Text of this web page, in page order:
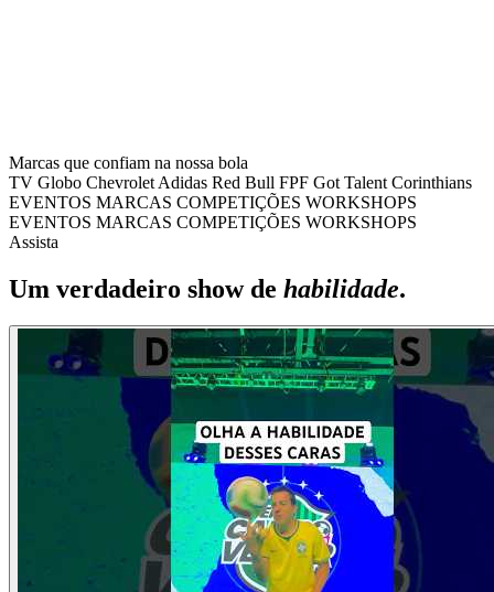
Marcas que confiam na nossa bola
TV Globo Chevrolet Adidas Red Bull FPF Got Talent Corinthians
EVENTOS MARCAS COMPETIÇÕES WORKSHOPS
EVENTOS MARCAS COMPETIÇÕES WORKSHOPS
Assista
Um verdadeiro show de habilidade.